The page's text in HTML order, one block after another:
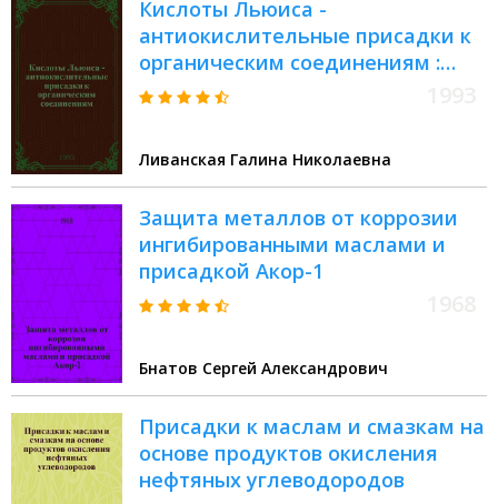
Кислоты Льюиса -
антиокислительные присадки к
органическим соединениям :
Автореф. дис. на соиск. учен.
Ливанская Галина Николаевна
Защита металлов от коррозии
ингибированными маслами и
присадкой Акор-1
Бнатов Сергей Александрович
Присадки к маслам и смазкам на
основе продуктов окисления
нефтяных углеводородов